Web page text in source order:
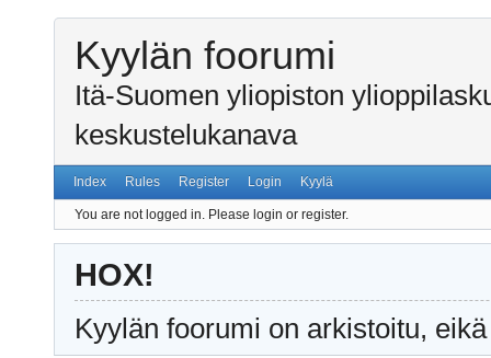
Kyylän foorumi
Itä-Suomen yliopiston
keskustelukanava
Index Rules Register Login Kyylä
You are not logged in. Please login or register.
HOX!
Kyylän foorumi on arkistoitu,